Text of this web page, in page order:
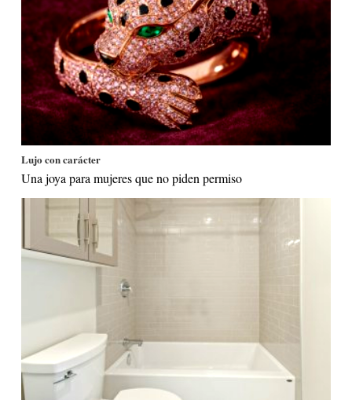
Lujo con carácter
Una joya para mujeres que no piden permiso